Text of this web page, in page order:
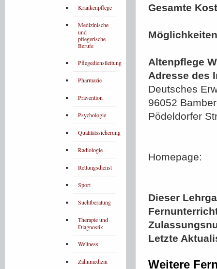
Gesamte
Altenpflege
Adresse des
Deutsches
96052
Pödeldorfer
Homepage:
Dieser
Letzte
Weitere
Krankenpflege
Medizinische
und
pflegerische
Berufe
Pflegedienstleitung
Pharmazie
Prävention
Psychologie
Qualitätssicherung
Radiologie
Rettungsdienst
Sport
Suchtberatung
Therapie und
Diagnostik
Wellness
Zahnmedizin